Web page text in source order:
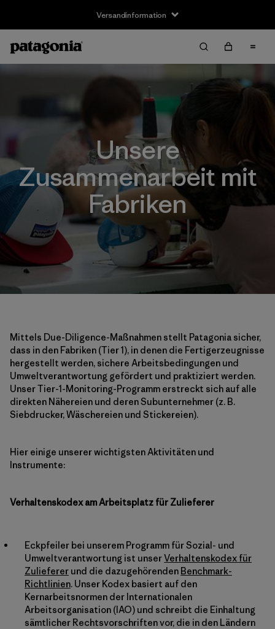
Versandinformation
Unsere
Zusammenarbeit mit
Fabriken
Mittels Due-Diligence-Maßnahmen stellt Patagonia sicher,
dass in den Fabriken (Tier 1), in denen die Fertigerzeugnisse
hergestellt werden, sichere Arbeitsbedingungen und
Umweltverantwortung gefördert und praktiziert werden.
Unser Tier-1-Monitoring-Programm erstreckt sich auf alle
direkten Nähereien und deren Subunternehmer (z. B.
Siebdrucker, Wäschereien und Stickereien).
Hier einige unserer wichtigsten Aktivitäten und
Instrumente:
Verhaltenskodex am Arbeitsplatz für Zulieferer
Eckpfeiler bei unserem Programm für Sozial- und
Umweltverantwortung ist unserVerhaltenskodex für
Zulieferer und die dazugehörenden Benchmark-
Richtlinien. Unser Kodex basiert auf den
Kernarbeitsnormen der Internationalen
Arbeitsorganisation (IAO) und schreibt die Einhaltung
sämtlicher Rechtsvorschriften vor, die in den Ländern